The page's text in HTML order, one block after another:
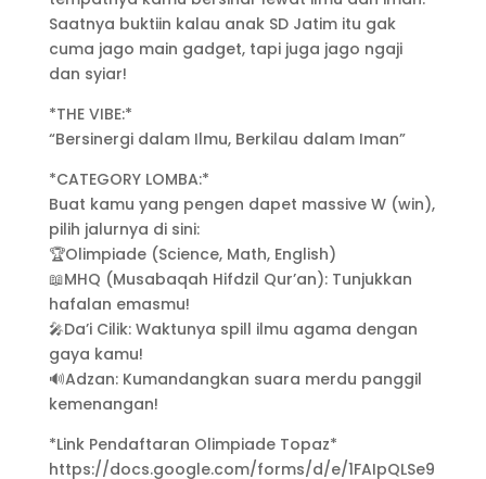
Saatnya buktiin kalau anak SD Jatim itu gak
cuma jago main gadget, tapi juga jago ngaji
dan syiar!
*THE VIBE:*
“Bersinergi dalam Ilmu, Berkilau dalam Iman”
*CATEGORY LOMBA:*
Buat kamu yang pengen dapet massive W (win),
pilih jalurnya di sini:
🏆Olimpiade (Science, Math, English)
📖MHQ (Musabaqah Hifdzil Qur’an): Tunjukkan
hafalan emasmu!
🎤Da’i Cilik: Waktunya spill ilmu agama dengan
gaya kamu!
🔊Adzan: Kumandangkan suara merdu panggil
kemenangan!
*Link Pendaftaran Olimpiade Topaz*
https://docs.google.com/forms/d/e/1FAIpQLSe9